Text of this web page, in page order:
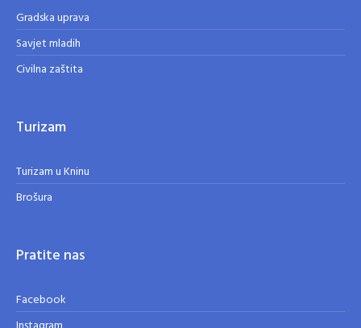
Gradska uprava
Savjet mladih
Civilna zaštita
Turizam
Turizam u Kninu
Brošura
Pratite nas
Facebook